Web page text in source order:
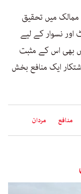
ممالک میں تحقیق
نسوار کے لیے
بھی اس کے مثبت
ایک منافع بخش
منافع مردان